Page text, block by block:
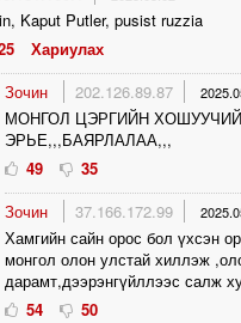
Kaput Putler, pusist ruzzia
Хариулах
Зочин
202.126.89.87
МОНГОЛ ЦЭРГИЙН
ЭРЬЕ,,,БАЯРЛАЛАА,,,
49
35
Зочин
37.166.172.99
Хамгийн сайн орос бол үхсэн
монгол олон улстай хиллэж
дарамт,дээрэнгүйллээс салж
54
50